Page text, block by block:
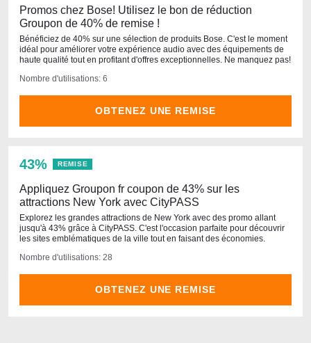
Promos chez Bose! Utilisez le bon de réduction
Groupon de 40% de remise !
Bénéficiez de 40% sur une sélection de produits Bose. C'est le moment
idéal pour améliorer votre expérience audio avec des équipements de
haute qualité tout en profitant d'offres exceptionnelles. Ne manquez pas!
Nombre d'utilisations: 6
OBTENEZ UNE REMISE
43% REMISE
Appliquez Groupon fr coupon de 43% sur les
attractions New York avec CityPASS
Explorez les grandes attractions de New York avec des promo allant
jusqu'à 43% grâce à CityPASS. C'est l'occasion parfaite pour découvrir
les sites emblématiques de la ville tout en faisant des économies.
Nombre d'utilisations: 28
OBTENEZ UNE REMISE